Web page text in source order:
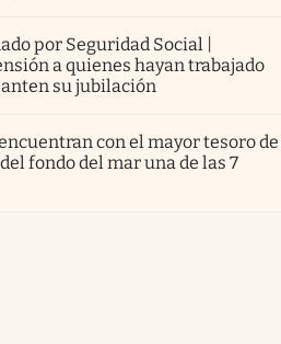
por Seguridad Social |
a quienes hayan trabajado
su jubilación
con el mayor tesoro de
fondo del mar una de las 7